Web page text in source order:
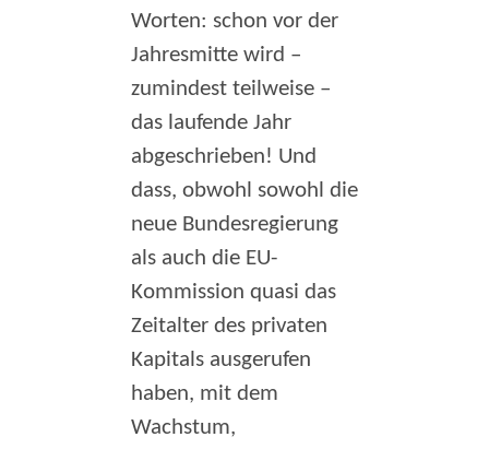
Worten: schon vor der
Jahresmitte wird –
zumindest teilweise –
das laufende Jahr
abgeschrieben! Und
dass, obwohl sowohl die
neue Bundesregierung
als auch die EU-
Kommission quasi das
Zeitalter des privaten
Kapitals ausgerufen
haben, mit dem
Wachstum,